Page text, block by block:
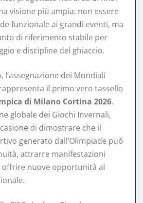
visione più ampia: non essere
funzionale ai grandi eventi, ma
di riferimento stabile per
e discipline del ghiaccio.
l’assegnazione dei Mondiali
il primo vero tassello
di Milano Cortina 2026.
globale dei Giochi Invernali,
di dimostrare che il
generato dall’Olimpiade può
attrarre manifestazioni
offrire nuove opportunità al